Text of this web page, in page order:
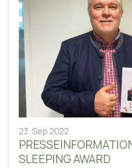
23. Sep 2022
SLEEPING AWARD